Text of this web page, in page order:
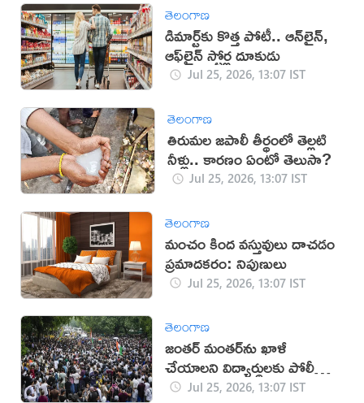
తెలంగాణ
డిమార్ట్‌కు కొత్త పోటీ.. ఆన్‌లైన్,
ఆఫ్‌లైన్ స్టోర్ల దూకుడు
Jul 25, 2026, 13:07 IST
తెలంగాణ
తిరుమల జపాలీ తీర్థంలో తెల్లటి
నీళ్లు.. కారణం ఏంటో తెలుసా?
Jul 25, 2026, 13:07 IST
తెలంగాణ
మంచం కింద వస్తువులు దాచడం
ప్రమాదకరం: నిపుణులు
Jul 25, 2026, 13:07 IST
తెలంగాణ
జంతర్ మంతర్‌ను ఖాళీ
చేయాలని విద్యార్థులకు పోలీసుల
సూచనJul 25, 2026, 13:07 IST